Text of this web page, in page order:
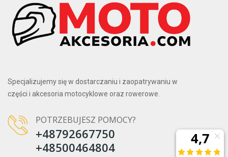
Specjalizujemy się w dostarczaniu i zaopatrywaniu w
części i akcesoria motocyklowe oraz rowerowe.
POTRZEBUJESZ POMOCY?
+48792667750
+48500464804